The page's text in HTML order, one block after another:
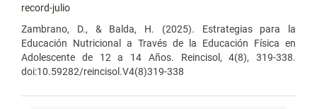
record-julio
Zambrano, D., & Balda, H. (2025). Estrategias para la
Educación Nutricional a Través de la Educación Física en
Adolescente de 12 a 14 Años. Reincisol, 4(8), 319-338.
doi:10.59282/reincisol.V4(8)319-338